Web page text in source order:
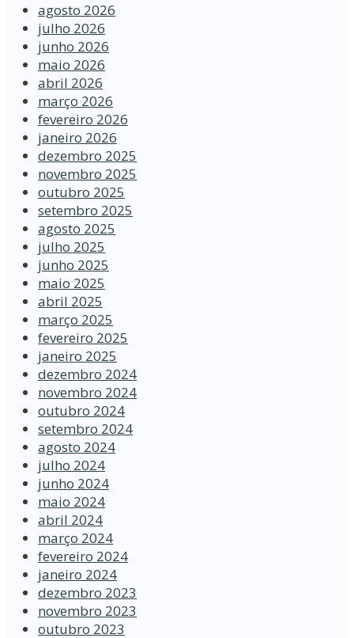
agosto 2026
julho 2026
junho 2026
maio 2026
abril 2026
março 2026
fevereiro 2026
janeiro 2026
dezembro 2025
novembro 2025
outubro 2025
setembro 2025
agosto 2025
julho 2025
junho 2025
maio 2025
abril 2025
março 2025
fevereiro 2025
janeiro 2025
dezembro 2024
novembro 2024
outubro 2024
setembro 2024
agosto 2024
julho 2024
junho 2024
maio 2024
abril 2024
março 2024
fevereiro 2024
janeiro 2024
dezembro 2023
novembro 2023
outubro 2023